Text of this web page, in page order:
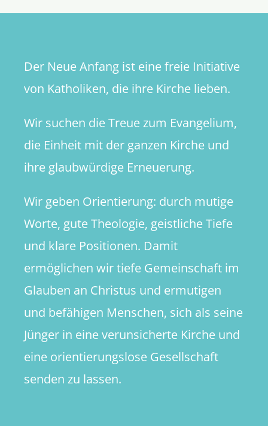
Der Neue Anfang ist eine freie Initiative
von Katholiken, die ihre Kirche lieben.
Wir suchen die Treue zum Evangelium,
die Einheit mit der ganzen Kirche und
ihre glaubwürdige Erneuerung.
Wir geben Orientierung: durch mutige
Worte, gute Theologie, geistliche Tiefe
und klare Positionen. Damit
ermöglichen wir tiefe Gemeinschaft im
Glauben an Christus und ermutigen
und befähigen Menschen, sich als seine
Jünger in eine verunsicherte Kirche und
eine orientierungslose Gesellschaft
senden zu lassen.